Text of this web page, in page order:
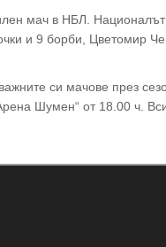
мач в НБЛ.
и 9 борби, Цветомир
си мачове през
Шумен“ от 18.00 ч.